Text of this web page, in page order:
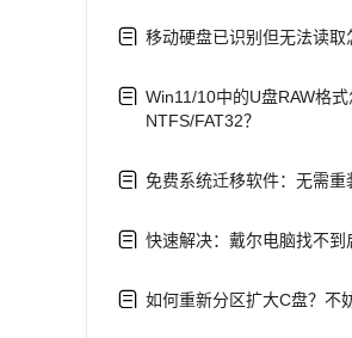
移动硬盘已识别但无法读取
Win11/10中的U盘RAW格
NTFS/FAT32？
免费系统迁移软件：无需重
快速解决：戴尔电脑找不到
如何重新分区扩大C盘？不